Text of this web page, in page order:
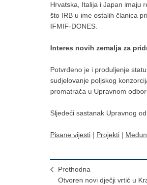
Hrvatska, Italija i Japan imaju
što IRB u ime ostalih članica
IFMIF-DONES.
Interes novih zemalja za
Potvrđeno je i produljenje
sudjelovanje poljskog
promatrača u Upravnom
Sljedeći sastanak Upravnog
Pisane vijesti | Projekti |
Prethodna
Otvoren novi dječji vrtić u